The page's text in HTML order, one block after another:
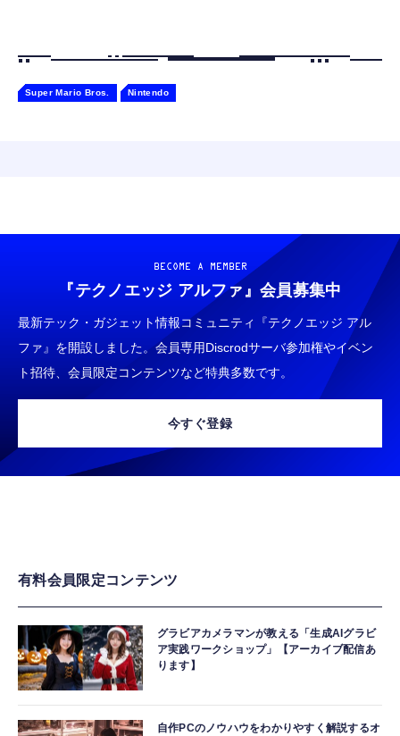
Super Mario Bros. Nintendo
BECOME A MEMBER
『テクノエッジ アルファ』 会員募集中
最新テック・ガジェット情報コミュニティ『テクノエッジ アル
ファ』を開設しました。会員専用Discrodサーバ参加権やイベン
ト招待、会員限定コンテンツなど特典多数です。
今すぐ登録
有料会員限定コンテンツ
グラビアカメラマンが教える「生成AIグラビ
ア実践ワークショップ」【アーカイブ配信あ
ります】
自作PCのノウハウをわかりやすく解説するオ